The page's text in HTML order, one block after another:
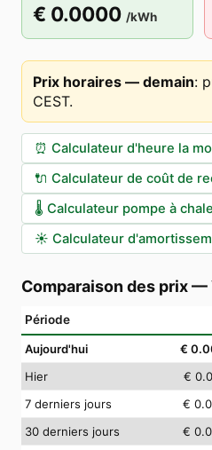
€ 0.0000 /kWh
Prix horaires — demain:
CEST.
⏰ Calculateur d'heure la
🔌 Calculateur de coût de
🌡️ Calculateur pompe à
☀️ Calculateur
Comparaison des prix—
Période
Aujourd'hui €
Hier
€
7 derniers jours
€
30 derniers jours
€